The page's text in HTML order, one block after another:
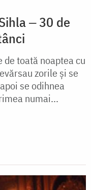
‒ 30 de
de toată noaptea cu
zorile şi se
se odihnea
numai...